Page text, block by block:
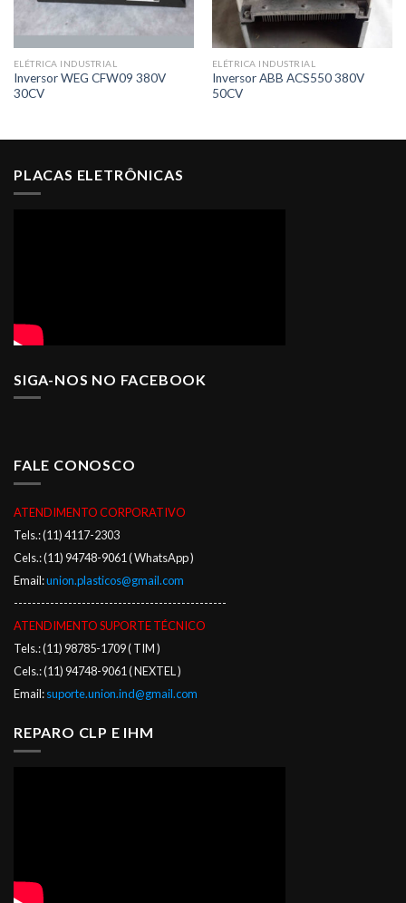
ELÉTRICA INDUSTRIAL
Inversor WEG CFW09 380V
30CV
ELÉTRICA INDUSTRIAL
Inversor ABB ACS550 380V
50CV
PLACAS ELETRÔNICAS
SIGA-NOS NO FACEBOOK
FALE CONOSCO
ATENDIMENTO CORPORATIVO
Tels.: (11) 4117-2303
Cels.: (11) 94748-9061 ( WhatsApp )
Email:union.plasticos@gmail.com
-----------------------------------------------
ATENDIMENTO SUPORTE TÉCNICO
Tels.: (11) 98785-1709 ( TIM )
Cels.: (11) 94748-9061 ( NEXTEL )
Email:suporte.union.ind@gmail.com
REPARO CLP E IHM